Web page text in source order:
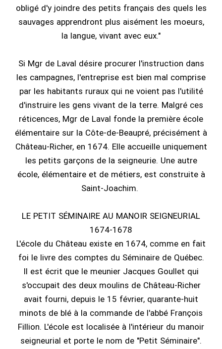
obligé d'y joindre des petits français des quels les
sauvages apprendront plus aisément les moeurs,
la langue, vivant avec eux."
Si Mgr de Laval désire procurer l'instruction dans
les campagnes, l'entreprise est bien mal comprise
par les habitants ruraux qui ne voient pas l'utilité
d'instruire les gens vivant de la terre. Malgré ces
réticences, Mgr de Laval fonde la première école
élémentaire sur la Côte-de-Beaupré, précisément à
Château-Richer, en 1674. Elle accueille uniquement
les petits garçons de la seigneurie. Une autre
école, élémentaire et de métiers, est construite à
Saint-Joachim.
LE PETIT SÉMINAIRE AU MANOIR SEIGNEURIAL
1674-1678
L'école du Château existe en 1674, comme en fait
foi le livre des comptes du Séminaire de Québec.
Il est écrit que le meunier Jacques Goullet qui
s'occupait des deux moulins de Château-Richer
avait fourni, depuis le 15 février, quarante-huit
minots de blé à la commande de l'abbé François
Fillion. L'école est localisée à l'intérieur du manoir
seigneurial et porte le nom de "Petit Séminaire".